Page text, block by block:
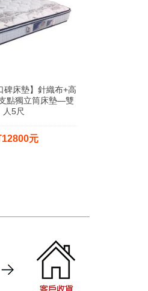
碑床墊】針織布+高
點獨立筒床墊—雙
人5尺
元